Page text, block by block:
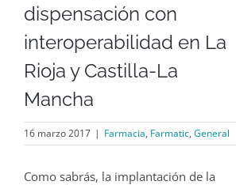
Servicios
Blog
Empresa
Contacto
dispensación con
interoperabilidad en La
Rioja y Castilla-La
Mancha
16 marzo 2017 | Farmacia, Farmatic, General
Como sabrás, la implantación de la